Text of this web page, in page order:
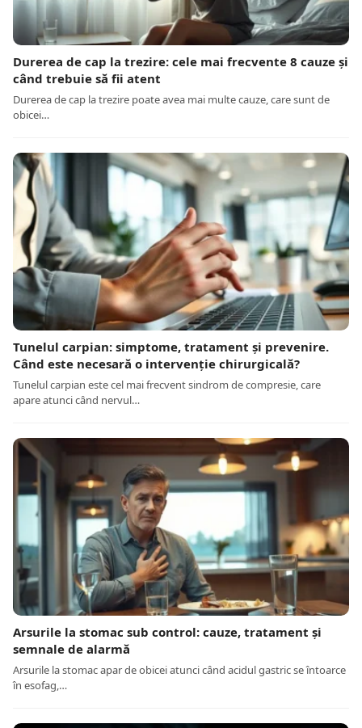
Durerea de cap la trezire: cele mai frecvente 8 cauze și
când trebuie să fii atent
Durerea de cap la trezire poate avea mai multe cauze, care sunt de
obicei…
Tunelul carpian: simptome, tratament și prevenire.
Când este necesară o intervenție chirurgicală?
Tunelul carpian este cel mai frecvent sindrom de compresie, care
apare atunci când nervul…
Arsurile la stomac sub control: cauze, tratament și
semnale de alarmă
Arsurile la stomac apar de obicei atunci când acidul gastric se întoarce
în esofag,…